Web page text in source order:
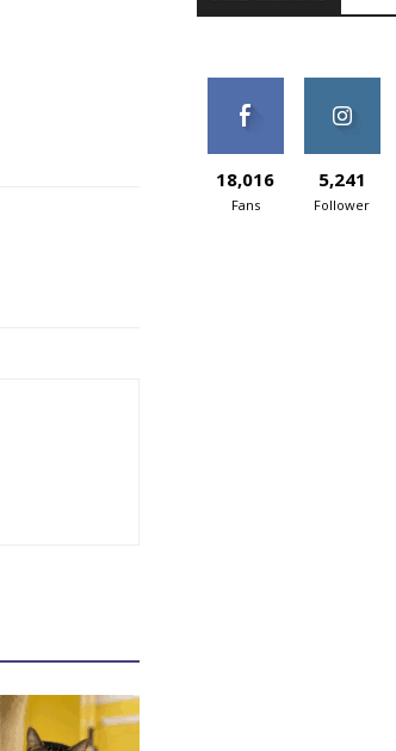
18,016
Fans
5,241
Follower